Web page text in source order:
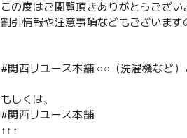
この度はご閲覧頂きありがとうござい
割引情報や注意事項などもございま
#関西リユース本舗 ○○（洗濯機など
もしくは、
#関西リユース本舗
↑↑↑